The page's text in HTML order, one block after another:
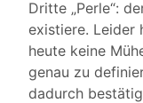
Dritte „Perle“:
existiere. Leider
heute keine
genau zu
dadurch